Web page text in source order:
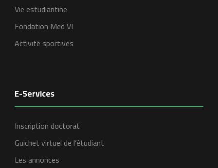
Vie estudiantine
Fondation Med VI
Activité sportives
E-Services
Inscription doctorat
Guichet virtuel de l’étudiant
Les annonces